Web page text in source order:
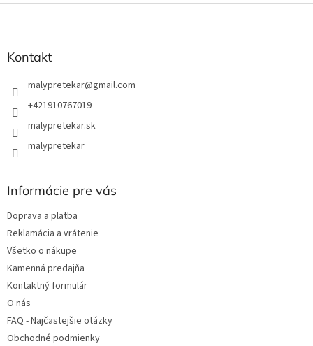
Z
Kontakt
malypretekar@gmail.com
+421910767019
malypretekar.sk
malypretekar
Informácie pre vás
Doprava a platba
Reklamácia a vrátenie
Všetko o nákupe
Kamenná predajňa
Kontaktný formulár
O nás
FAQ - Najčastejšie otázky
Obchodné podmienky